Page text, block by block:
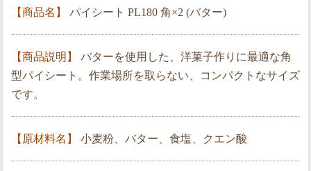
【商品名】 パイシート PL180 角×2 (バター)
【商品説明】
バターを使用した、洋菓子作りに最適な角
型パイシート。作業場所を取らない、コンパクトなサイズ
です。
【原材料名】 小麦粉、バター、食塩、クエン酸